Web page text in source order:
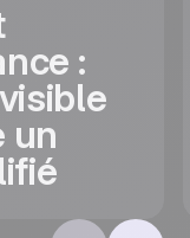
:
un